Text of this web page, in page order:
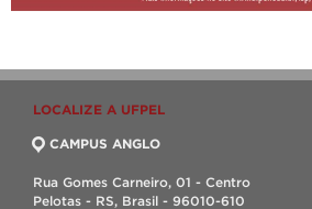
LOCALIZE A UFPEL
CAMPUS ANGLO
Rua Gomes Carneiro, 01 - Centro
Pelotas - RS, Brasil - 96010-610